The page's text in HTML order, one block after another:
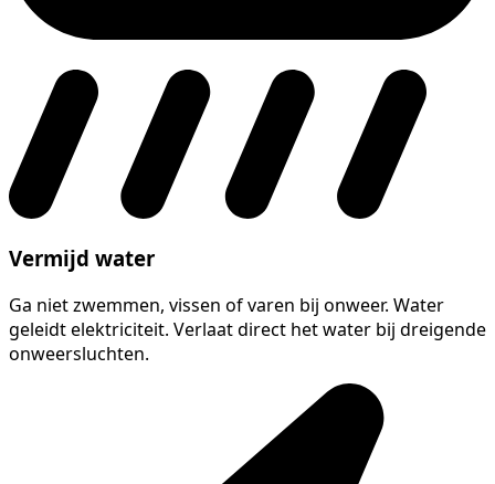
Vermijd water
Ga niet zwemmen, vissen of varen bij onweer. Water
geleidt elektriciteit. Verlaat direct het water bij dreigende
onweersluchten.